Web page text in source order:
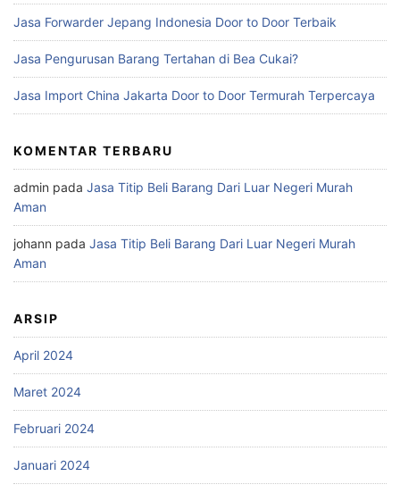
Jasa Forwarder Jepang Indonesia Door to Door Terbaik
Jasa Pengurusan Barang Tertahan di Bea Cukai?
Jasa Import China Jakarta Door to Door Termurah Terpercaya
KOMENTAR TERBARU
admin pada Jasa Titip Beli Barang Dari Luar Negeri Murah
Aman
johann pada Jasa Titip Beli Barang Dari Luar Negeri Murah
Aman
ARSIP
April 2024
Maret 2024
Februari 2024
Januari 2024